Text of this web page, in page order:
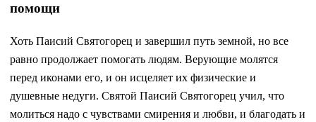
помощи
Хоть Паисий Святогорец и завершил путь земной, но все
равно продолжает помогать людям. Верующие молятся
перед иконами его, и он исцеляет их физические и
душевные недуги. Святой Паисий Святогорец учил, что
молиться надо с чувствами смирения и любви, и благодать и